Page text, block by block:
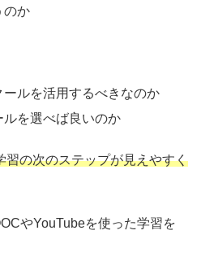
のか
ルを活用するべきなのか
を選べば良いのか
習の次のステップが見えやすく
やYouTubeを使った学習を